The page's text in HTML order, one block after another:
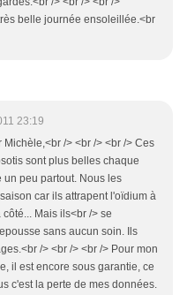
belle journée ensoleillée.<br
23:19
Michèle,<br /> <br /> <br /> Ces
sont plus belles chaque
un peu partout. Nous les
car ils attrapent l'oïdium à
Mais ils<br /> se
sans aucun soin. Ils
/> <br /> <br /> Pour mon
il est encore sous garantie, ce
c'est la perte de mes données.